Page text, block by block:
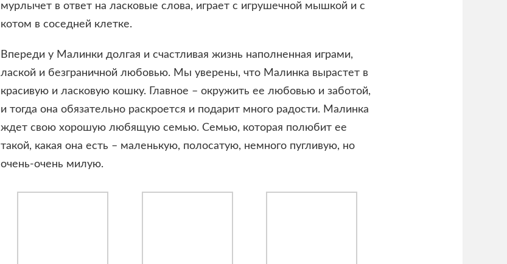
мурлычет в ответ на ласковые слова, играет с игрушечной мышкой и с
котом в соседней клетке.
Впереди у Малинки долгая и счастливая жизнь наполненная играми,
лаской и безграничной любовью. Мы уверены, что Малинка вырастет в
красивую и ласковую кошку. Главное – окружить ее любовью и заботой,
и тогда она обязательно раскроется и подарит много радости. Малинка
ждет свою хорошую любящую семью. Семью, которая полюбит ее
такой, какая она есть – маленькую, полосатую, немного пугливую, но
очень-очень милую.